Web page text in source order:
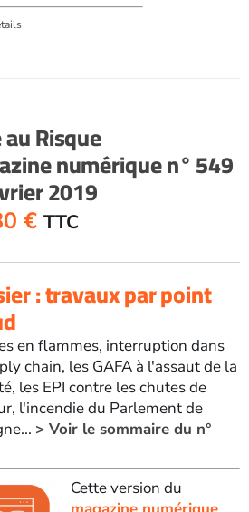
au Risque
numérique n° 549
2019
€ TTC
: travaux par point
en flammes, interruption dans
chain, les GAFA à l'assaut de la
les EPI contre les chutes de
l'incendie du Parlement de
> Voir le sommaire du n°
Cette version du